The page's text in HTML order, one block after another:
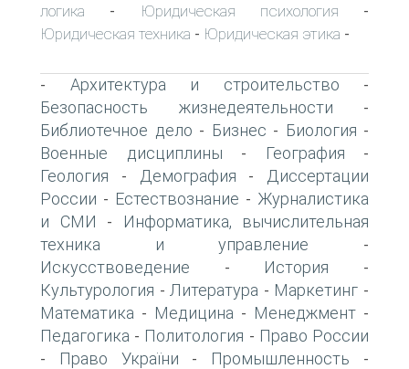
логика - Юридическая психология -
Юридическая техника - Юридическая этика -
- Архитектура и строительство -
Безопасность жизнедеятельности -
Библиотечное дело - Бизнес - Биология -
Военные дисциплины - География -
Геология - Демография -
Диссертации
России - Естествознание - Журналистика
и СМИ -
Информатика, вычислительная
техника и управление -
Искусствоведение - История -
Культурология - Литература - Маркетинг -
Математика - Медицина - Менеджмент -
Педагогика - Политология - Право России
- Право України - Промышленность -